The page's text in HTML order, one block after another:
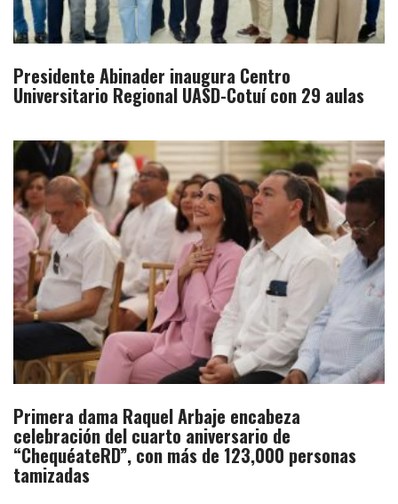
Presidente Abinader inaugura Centro
Universitario Regional UASD-Cotuí con 29 aulas
Primera dama Raquel Arbaje encabeza
celebración del cuarto aniversario de
“ChequéateRD”, con más de 123,000 personas
tamizadas